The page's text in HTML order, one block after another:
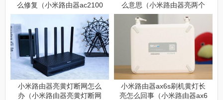
么修复（小米路由器ac2100
亮黄灯修复方法）
么意思（小米路由器亮两个
蓝灯指什么）
小米路由器亮黄灯断网怎么
办（小米路由器亮黄灯断网
小米路由器ax6s刷机黄灯长
亮怎么回事（小米路由器ax6